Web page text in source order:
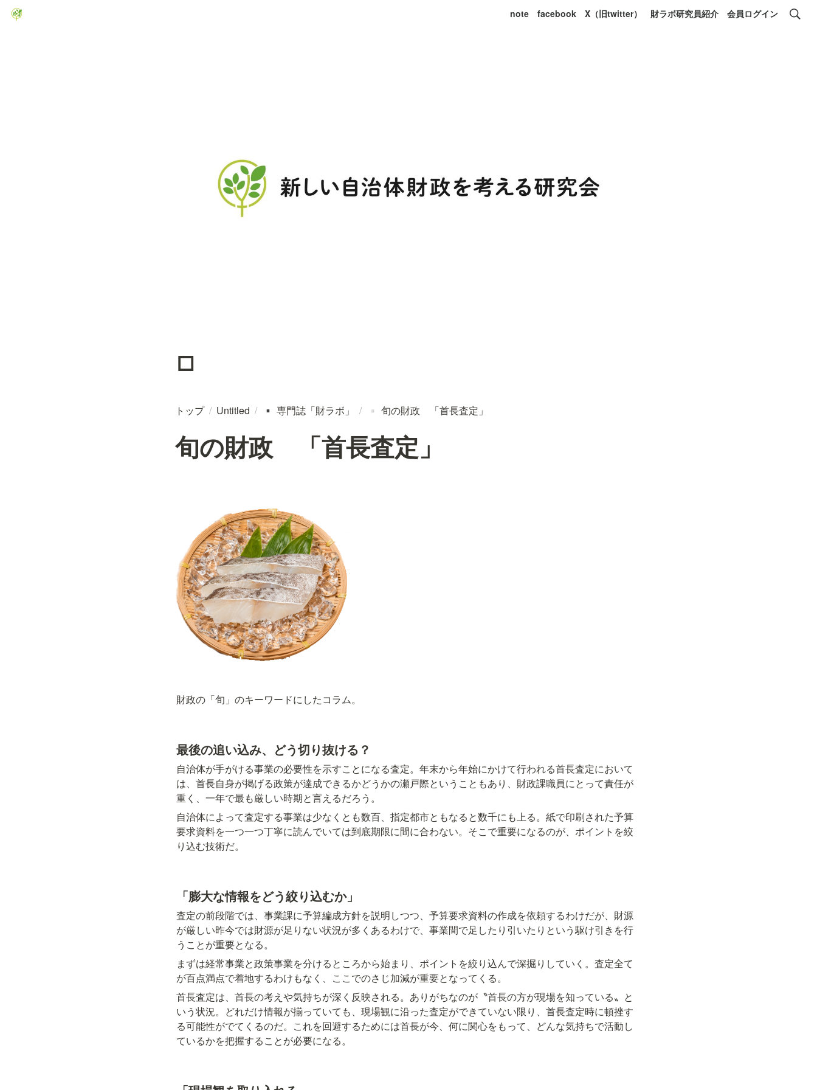
note facebook X（旧twitter） 財ラボ研究員紹介 会員ログイン
▫️
トップ / Untitled / ▪️ 専門誌「財ラボ」 / ▫️ 旬の財政 「首長査定」
旬の財政 「首長査定」
財政の「旬」のキーワードにしたコラム。
最後の追い込み、どう切り抜ける？
自治体が手がける事業の必要性を示すことになる査定。年末から年始にかけて行われる首長査定において
は、首長自身が掲げる政策が達成できるかどうかの瀬戸際ということもあり、財政課職員にとって責任が
重く、一年で最も厳しい時期と言えるだろう。
自治体によって査定する事業は少なくとも数百、指定都市ともなると数千にも上る。紙で印刷された予算
要求資料を一つ一つ丁寧に読んでいては到底期限に間に合わない。そこで重要になるのが、ポイントを絞
り込む技術だ。
「膨大な情報をどう絞り込むか」
査定の前段階では、事業課に予算編成方針を説明しつつ、予算要求資料の作成を依頼するわけだが、財源
が厳しい昨今では財源が足りない状況が多くあるわけで、事業間で足したり引いたりという駆け引きを行
うことが重要となる。
まずは経常事業と政策事業を分けるところから始まり、ポイントを絞り込んで深掘りしていく。査定全て
が百点満点で着地するわけもなく、ここでのさじ加減が重要となってくる。
首長査定は、首長の考えや気持ちが深く反映される。ありがちなのが〝首長の方が現場を知っている〟と
いう状況。どれだけ情報が揃っていても、現場観に沿った査定ができていない限り、首長査定時に頓挫す
る可能性がでてくるのだ。これを回避するためには首長が今、何に関心をもって、どんな気持ちで活動し
ているかを把握することが必要になる。